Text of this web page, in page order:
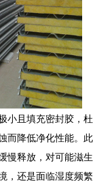
小且填充密封胶，杜
而降低净化性能。此
慢释放，对可能滋生
，还是面临湿度频繁